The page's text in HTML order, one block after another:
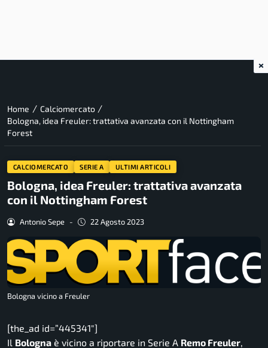
Home / Calciomercato /
Bologna, idea Freuler: trattativa avanzata con il Nottingham
Forest
CALCIOMERCATO SERIE A ULTIMI ARTICOLI
Bologna, idea Freuler: trattativa avanzata
con il Nottingham Forest
Antonio Sepe - 22 Agosto 2023
Bologna vicino a Freuler
[the_ad id=”445341″]
Il Bologna è vicino a riportare in Serie A Remo Freuler
×